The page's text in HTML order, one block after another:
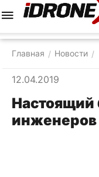
Главная / Новости /
12.04.2019
Настоящий
инженеров